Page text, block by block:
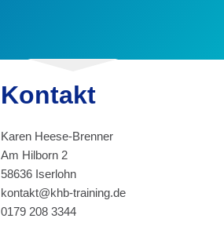
Kontakt
Karen Heese-Brenner
Am Hilborn 2
58636 Iserlohn
kontakt@khb-training.de
0179 208 3344